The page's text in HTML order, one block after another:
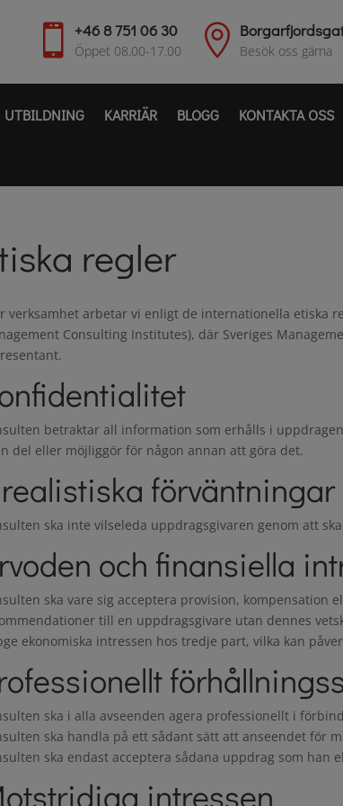
 +46 8 751 06 30
Öppet 08.00-17.00  Besök oss gärna
UTBILDNING KARRIÄR BLOGG KONTAKTA OSS
regler
verksamhet arbetar vi enligt de internationella etiska
Consulting Institutes), där Sveriges
betraktar all information som erhålls i
del eller möjliggör för någon annan att göra det.
förväntningar
ska inte vilseleda uppdragsgivaren genom att
och finansiella
ska vare sig acceptera provision,
till en uppdragsgivare utan dennes
ekonomiska intressen hos tredje part, vilka kan
ska i alla avseenden agera professionellt i
ska handla på ett sådant sätt att anseendet för
ska endast acceptera sådana uppdrag som
intressen